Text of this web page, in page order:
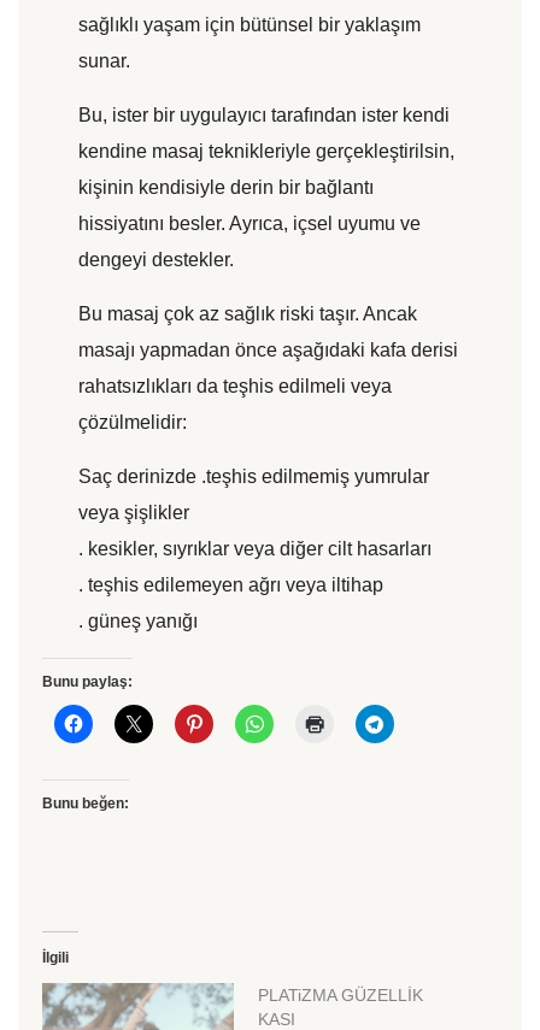
sağlıklı yaşam için bütünsel bir yaklaşım
sunar.
Bu, ister bir uygulayıcı tarafından ister kendi
kendine masaj teknikleriyle gerçekleştirilsin,
kişinin kendisiyle derin bir bağlantı
hissiyatını besler. Ayrıca, içsel uyumu ve
dengeyi destekler.
Bu masaj çok az sağlık riski taşır. Ancak
masajı yapmadan önce aşağıdaki kafa derisi
rahatsızlıkları da teşhis edilmeli veya
çözülmelidir:
Saç derinizde .teşhis edilmemiş yumrular
veya şişlikler
. kesikler, sıyrıklar veya diğer cilt hasarları
. teşhis edilemeyen ağrı veya iltihap
. güneş yanığı
Bunu paylaş:
Bunu beğen:
İlgili
PLATiZMA GÜZELLİK
KASI